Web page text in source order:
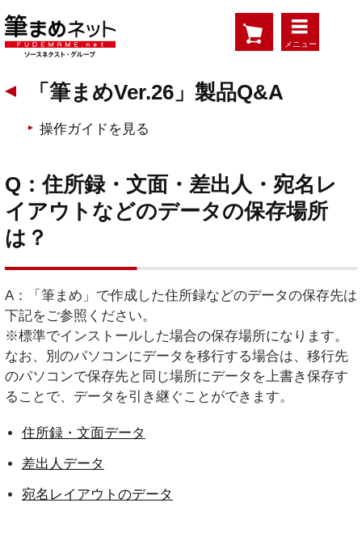
メニュー
「筆まめVer.26」製品Q&A
操作ガイドを見る
Q：住所録・文面・差出人・宛名レ
イアウトなどのデータの保存場所
は？
A：「筆まめ」で作成した住所録などのデータの保存先は
下記をご参照ください。
※標準でインストールした場合の保存場所になります。
なお、別のパソコンにデータを移行する場合は、移行先
のパソコンで保存先と同じ場所にデータを上書き保存す
ることで、データを引き継ぐことができます。
住所録・文面データ
差出人データ
宛名レイアウトのデータ